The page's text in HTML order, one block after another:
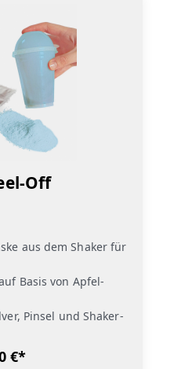
Off
aus dem Shaker für
Basis von Apfel-
Pinsel und Shaker-
€*